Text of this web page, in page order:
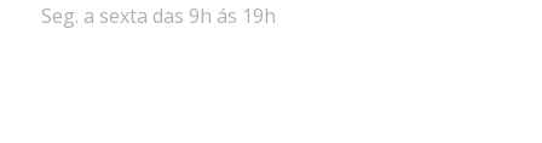
Seg. a sexta das 9h ás 19h